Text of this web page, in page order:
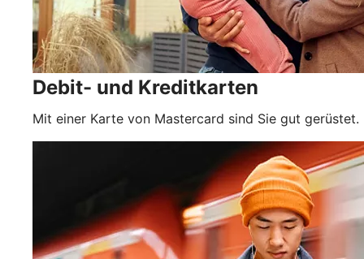
Debit- und Kreditkarten
Mit einer Karte von Mastercard sind Sie gut gerüstet.